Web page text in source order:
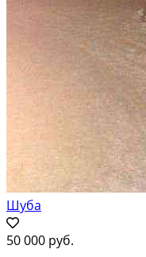
Шуба
50 000 руб.